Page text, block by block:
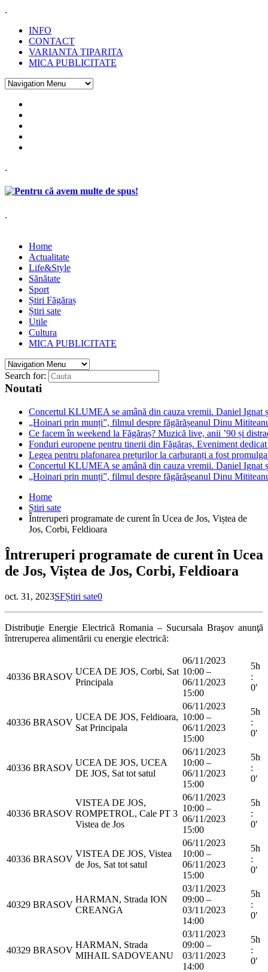
.
INFO
CONTACT
VARIANTA TIPARITA
MICA PUBLICITATE
.
.
Home
Actualitate
Life&Style
Sănătate
Sport
Știri Făgăraș
Știri sate
Utile
Cultura
MICA PUBLICITATE
Search for:
Noutati
Concertul KLUMEA se amână din cauza vremii. Daniel Ignat
„Hoinari prin munți”, filmul despre făgărășeanul Dinu
Ce facem în weekend la Făgăraș? Muzică live, anii ’90 și
Fonduri europene pentru tinerii din Făgăraș. Eveniment
Legea pentru plafonarea prețurilor la carburanți a fost
Concertul KLUMEA se amână din cauza vremii. Daniel Ignat
„Hoinari prin munți”, filmul despre făgărășeanul Dinu
Home
Știri sate
Întreruperi programate de curent în Ucea de Jos, Viștea de
Jos, Corbi, Feldioara
Întreruperi programate de curent în Ucea
de Jos, Viștea de Jos, Corbi, Feldioara
oct. 31, 2023SFȘtiri sate0
Distribuţie Energie Electrică Romania – Sucursala Braşov anunţă
întreruperea alimentării cu energie electrică:
40336 BRASOV
UCEA DE JOS, Corbi, Sat
Principala
06/11/2023
10:00 –
06/11/2023
15:00
5h
:
0′
40336 BRASOV
UCEA DE JOS, Feldioara,
Sat Principala
06/11/2023
10:00 –
06/11/2023
15:00
5h
:
0′
40336 BRASOV
UCEA DE JOS, UCEA
DE JOS, Sat tot satul
06/11/2023
10:00 –
06/11/2023
15:00
5h
:
0′
40336 BRASOV
VISTEA DE JOS,
ROMPETROL, Cale PT 3
Vistea de Jos
06/11/2023
10:00 –
06/11/2023
15:00
5h
:
0′
40336 BRASOV
VISTEA DE JOS, Vistea
de Jos, Sat tot satul
06/11/2023
10:00 –
06/11/2023
15:00
5h
:
0′
40329 BRASOV
HARMAN, Strada ION
CREANGA
03/11/2023
09:00 –
03/11/2023
14:00
5h
:
0′
40329 BRASOV
HARMAN, Strada
MIHAIL SADOVEANU
03/11/2023
09:00 –
03/11/2023
14:00
5h
:
0′